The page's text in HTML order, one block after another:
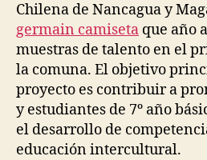
Chilena de Nancagua y
germain camiseta que año
muestras de talento en el
la comuna. El objetivo
proyecto es contribuir a
y estudiantes de 7º año
el desarrollo de
educación intercultural.